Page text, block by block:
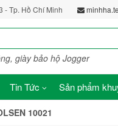
- Tp. Hồ Chí Minh
giày bảo hộ Jogger
Tin Tức Sản phẩm
10021